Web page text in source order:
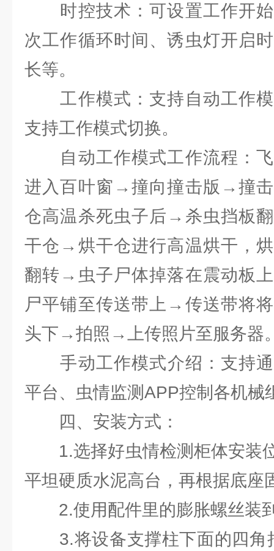
时控技术：可设置工作开始
次工作循环时间、诱虫灯开启
长等。
工作模式：支持自动工作模
支持工作模式切换。
自动工作模式工作流程：
进入百叶窗→撞向撞击版→撞
仓高温杀死虫子后→杀虫挡板
干仓→烘干仓进行高温烘干，
翻转→虫子尸体掉落在震动板
尸平铺至传送带上→传送带将
头下→拍照→上传照片至服务器
手动工作模式介绍：支持通
平台、虫情监测APP控制各机械
四、安装方式：
1.选择好虫情检测柜体安装
平坦硬质水泥高台，再根据底座
2.使用配件里的膨胀螺丝装
3.将设备支撑柱下面的四角